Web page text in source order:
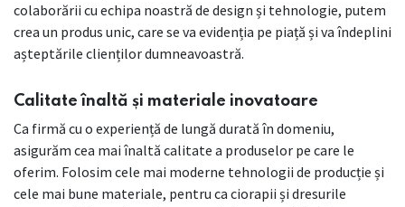
colaborării cu echipa noastră de design și tehnologie, putem
crea un produs unic, care se va evidenția pe piață și va îndeplini
așteptările clienților dumneavoastră.
Calitate înaltă și materiale inovatoare
Ca firmă cu o experiență de lungă durată în domeniu,
asigurăm cea mai înaltă calitate a produselor pe care le
oferim. Folosim cele mai moderne tehnologii de producție și
cele mai bune materiale, pentru ca ciorapii și dresurile